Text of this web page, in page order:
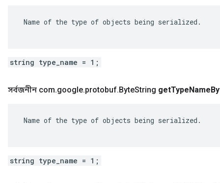
Name of the type of objects being serialized.
string type_name = 1;
সর্বজনীন com.google.protobuf.ByteString getTypeName
Name of the type of objects being serialized.
string type_name = 1;